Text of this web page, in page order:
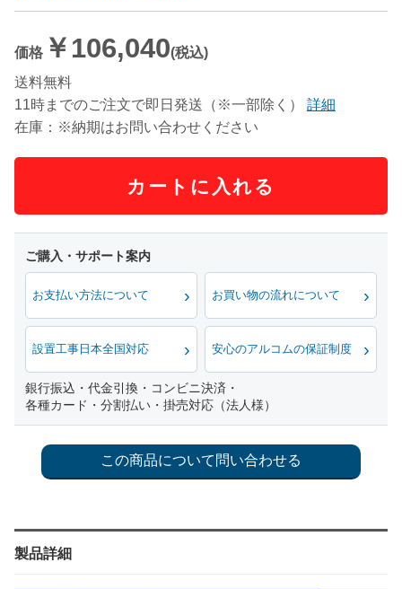
価格 ￥106,040(税込)
送料無料
11時までのご注文で即日発送（※一部除く）
詳細
在庫：※納期はお問い合わせください
カートに入れる
お支払い方法について お買い物の流れについて
設置工事日本全国対応 安心のアルコムの保証制度
銀行振込・代金引換・コンビニ決済・
各種カード・分割払い・掛売対応（法人様）
製品詳細